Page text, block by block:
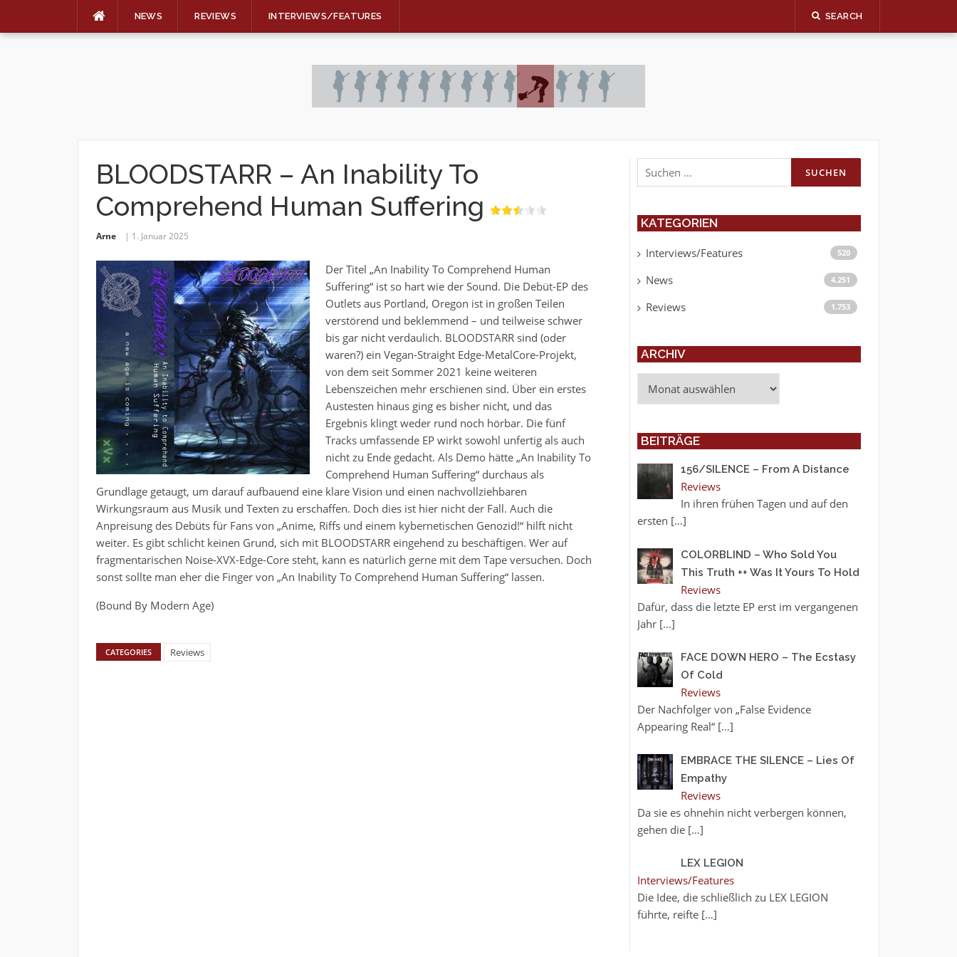
NEWS REVIEWS INTERVIEWS/FEATURES SEARCH
BLOODSTARR – An Inability To
Comprehend Human Suffering
Arne 1. Januar 2025
Der Titel „An Inability To Comprehend Human
Suffering“ ist so hart wie der Sound. Die Debüt-EP des
Outlets aus Portland, Oregon ist in großen Teilen
verstörend und beklemmend – und teilweise schwer
bis gar nicht verdaulich. BLOODSTARR sind (oder
waren?) ein Vegan-Straight Edge-MetalCore-Projekt,
von dem seit Sommer 2021 keine weiteren
Lebenszeichen mehr erschienen sind. Über ein erstes
Austesten hinaus ging es bisher nicht, und das
Ergebnis klingt weder rund noch hörbar. Die fünf
Tracks umfassende EP wirkt sowohl unfertig als auch
nicht zu Ende gedacht. Als Demo hätte „An Inability To
Comprehend Human Suffering“ durchaus als
Grundlage getaugt, um darauf aufbauend eine klare Vision und einen nachvollziehbaren
Wirkungsraum aus Musik und Texten zu erschaffen. Doch dies ist hier nicht der Fall. Auch die
Anpreisung des Debüts für Fans von „Anime, Riffs und einem kybernetischen Genozid!“ hilft nicht
weiter. Es gibt schlicht keinen Grund, sich mit BLOODSTARR eingehend zu beschäftigen. Wer auf
fragmentarischen Noise-XVX-Edge-Core steht, kann es natürlich gerne mit dem Tape versuchen. Doch
sonst sollte man eher die Finger von „An Inability To Comprehend Human Suffering“ lassen.
(Bound By Modern Age)
CATEGORIES Reviews
Suchen
nach:
KATEGORIEN
Interviews/Features 520
News 4.251
Reviews 1.753
ARCHIV
BEITRÄGE
156/SILENCE – From A Distance
Reviews
In ihren frühen Tagen und auf den
ersten […]
COLORBLIND – Who Sold You
This Truth ++ Was It Yours To Hold
Reviews
Dafür, dass die letzte EP erst im vergangenen
Jahr […]
FACE DOWN HERO – The Ecstasy
Of Cold
Reviews
Der Nachfolger von „False Evidence
Appearing Real“ […]
EMBRACE THE SILENCE – Lies Of
Empathy
Reviews
Da sie es ohnehin nicht verbergen können,
gehen die […]
LEX LEGION
Interviews/Features
Die Idee, die schließlich zu LEX LEGION
führte, reifte […]